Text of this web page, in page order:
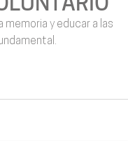
memoria y educar a las